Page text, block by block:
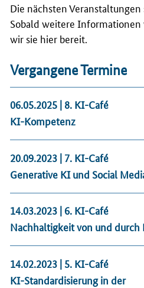
Die nächsten
Sobald weitere
wir sie hier bereit.
Vergangene Termine
06.05.2025 | 8. KI-Café
KI-Kompetenz
20.09.2023 | 7. KI-Café
Generative KI und Social
14.03.2023 | 6. KI-Café
Nachhaltigkeit von und durch
14.02.2023 | 5. KI-Café
KI-Standardisierung in der